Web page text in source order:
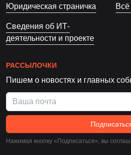
Юридическая страничка
Сведения об ИТ-
деятельности и проекте
РАССЫЛОЧКИ
Пишем о новостях и главных
Нажимая кнопку «Подписаться», вы